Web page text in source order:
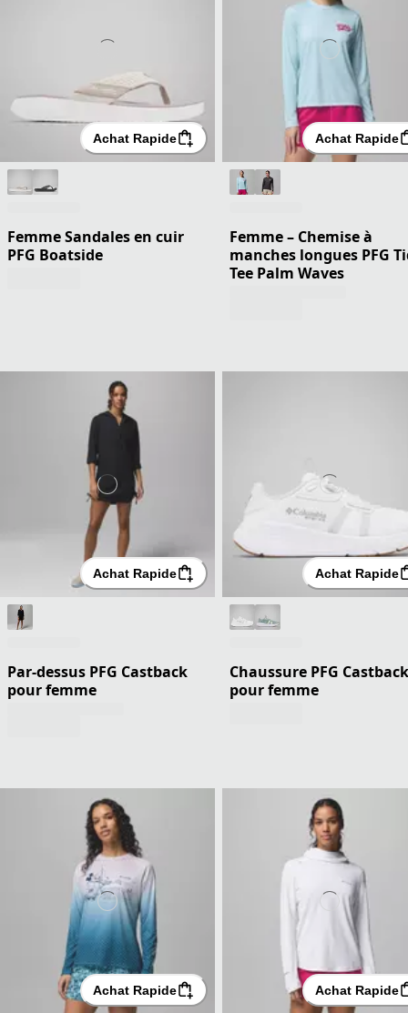
Achat Rapide
Femme Sandales en cuir
PFG Boatside
Achat Rapide
Femme – Chemise à
manches longues PFG
Tee Palm Waves
Achat Rapide
Par-dessus PFG Castback
pour femme
Achat Rapide
Chaussure PFG
pour femme
Achat Rapide Achat Rapide